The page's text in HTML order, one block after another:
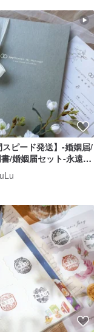
スピード発送】-婚姻届/
/婚姻届セット-永遠-